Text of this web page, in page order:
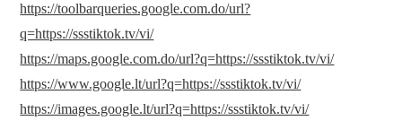
https://toolbarqueries.google.com.do/url?
q=https://ssstiktok.tv/vi/
https://maps.google.com.do/url?q=https://ssstiktok.tv/vi/
https://www.google.lt/url?q=https://ssstiktok.tv/vi/
https://images.google.lt/url?q=https://ssstiktok.tv/vi/